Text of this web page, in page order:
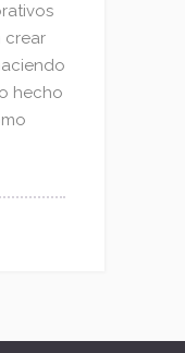
crear
hecho